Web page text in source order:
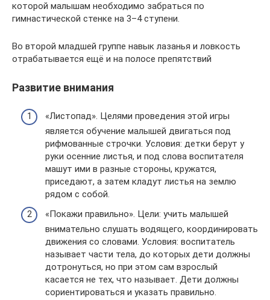
которой малышам необходимо забраться по
гимнастической стенке на 3–4 ступени.
Во второй младшей группе навык лазанья и ловкость
отрабатывается ещё и на полосе препятствий
Развитие внимания
«Листопад». Целями проведения этой игры
является обучение малышей двигаться под
рифмованные строчки. Условия: детки берут у
руки осенние листья, и под слова воспитателя
машут ими в разные стороны, кружатся,
приседают, а затем кладут листья на землю
рядом с собой.
«Покажи правильно». Цели: учить малышей
внимательно слушать водящего, координировать
движения со словами. Условия: воспитатель
называет части тела, до которых дети должны
дотронуться, но при этом сам взрослый
касается не тех, что называет. Дети должны
сориентироваться и указать правильно.